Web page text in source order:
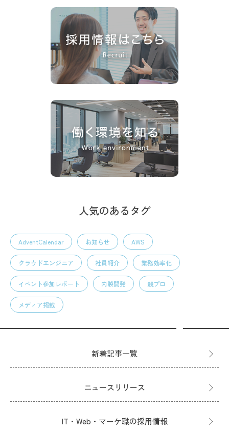
人気のあるタグ
AdventCalendar お知らせ AWS
クラウドエンジニア 社員紹介 業務効率化
イベント参加レポート 内製開発 競プロ
メディア掲載
新着記事一覧
ニュースリリース
IT・Web・マーケ職の採用情報